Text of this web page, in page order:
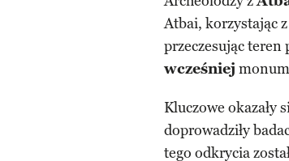
Atbai, korzystając
przeczesując
wcześniej
Kluczowe okazały
doprowadziły
tego odkrycia